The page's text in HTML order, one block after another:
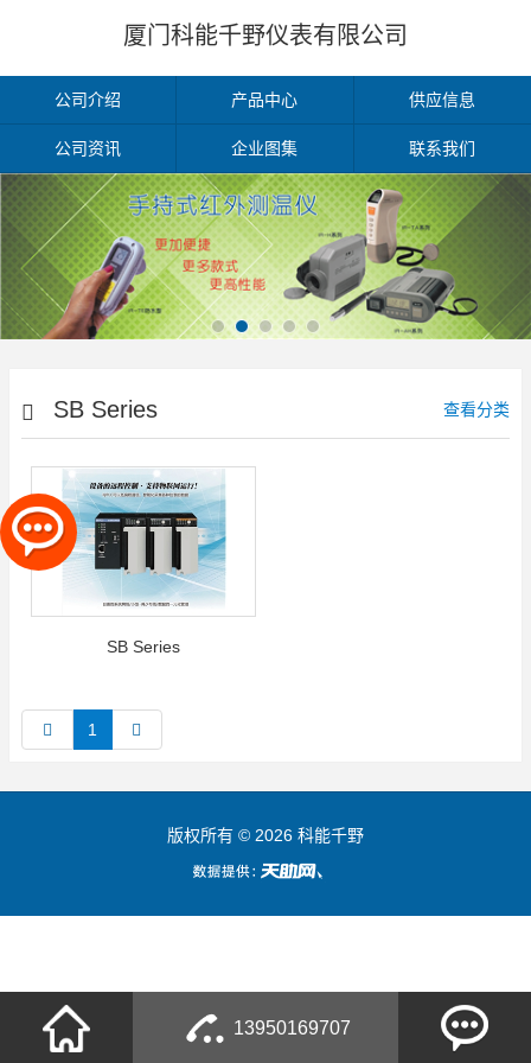
厦门科能千野仪表有限公司
公司介绍 产品中心 供应信息
公司资讯 企业图集 联系我们
SB Series 查看分类
SB Series
1
13950169707
版权所有 © 2026 科能千野